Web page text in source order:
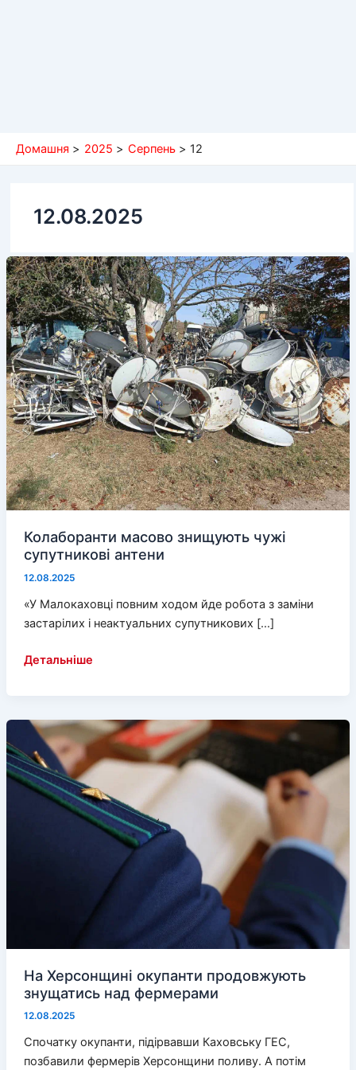
Домашня 2025 Серпень 12
12.08.2025
Колаборанти масово знищують чужі
супутникові антени
12.08.2025
«У Малокаховці повним ходом йде робота з заміни
застарілих і неактуальних супутникових […]
Колаборанти
чужі
супутникові
антени
Детальніше
На Херсонщині окупанти продовжують
знущатись над фермерами
12.08.2025
Спочатку окупанти, підірвавши Каховську ГЕС,
позбавили фермерів Херсонщини поливу. А потім